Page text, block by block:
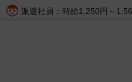
特別」とし、「喧嘩ゼロの
派遣社員：時給1,250円～